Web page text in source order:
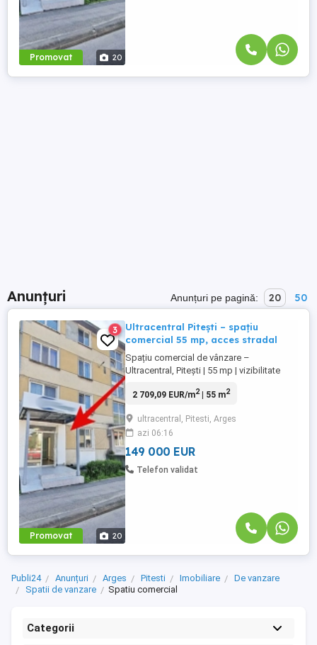
Promovat 20
Anunțuri Anunțuri pe pagină: 20 50
Promovat 20
3
Ultracentral Pitești – spațiu
comercial 55 mp, acces stradal
Spațiu comercial de vânzare –
Ultracentral, Pitești | 55 mp | vizibilitate
spre vânzare un spațiu comercial situat
expunere foarte bună și acces facil, aflat
la parterul unui bloc din imediata
apropiere a Spitalul Bălcescu ...
2 709,09 EUR/m2| 55 m2
ultracentral, Pitesti, Arges
azi 06:16
149 000 EUR
Telefon validat
Publi24 Anunțuri Arges Pitesti Imobiliare
De vanzare
Spatii de vanzare
Spatiu comercial
Categorii